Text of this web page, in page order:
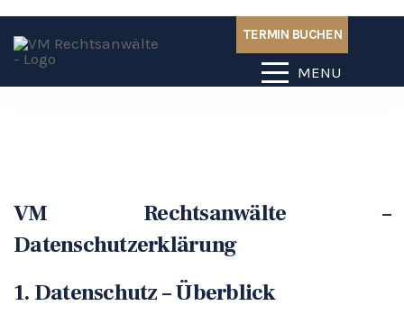
TERMIN BUCHEN
MENU
VM Rechtsanwälte –
Datenschutzerklärung
1. Datenschutz – Überblick